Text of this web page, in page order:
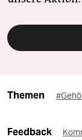
Themen
Feedback